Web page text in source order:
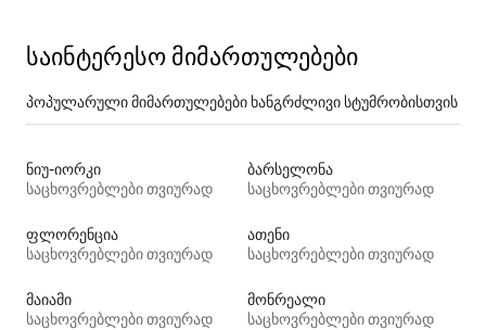
საინტერესო მიმართულებები
პოპულარული მიმართულებები ხანგრძლივი სტუმრობისთვის
ნიუ-იორკი
საცხოვრებლები თვიურად
ბარსელონა
საცხოვრებლები თვიურად
ფლორენცია
საცხოვრებლები თვიურად
ათენი
საცხოვრებლები თვიურად
მაიამი
საცხოვრებლები თვიურად
მონრეალი
საცხოვრებლები თვიურად